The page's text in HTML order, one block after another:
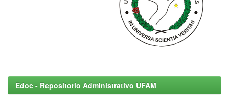
Edoc - Repositorio Administrativo UFAM